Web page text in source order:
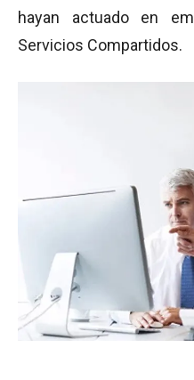
hayan actuado en
Servicios Compartidos.